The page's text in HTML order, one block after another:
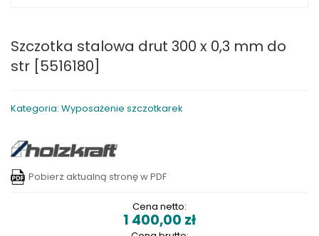
Szczotka stalowa drut 300 x 0,3 mm do
str [5516180]
Kategoria: Wyposażenie szczotkarek
Pobierz aktualną stronę w PDF
Cena netto:
1 400,00 zł